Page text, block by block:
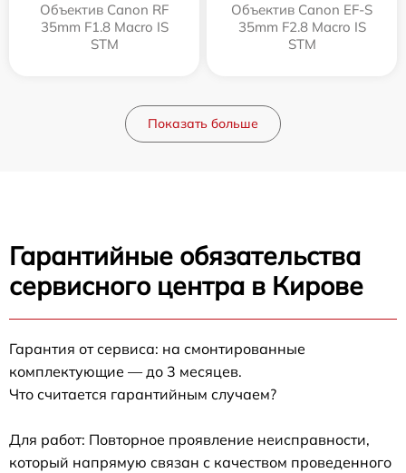
Объектив Canon RF
35mm F1.8 Macro IS
STM
Объектив Canon EF-S
35mm F2.8 Macro IS
STM
Показать больше
Гарантийные обязательства
сервисного центра в Кирове
Гарантия от сервиса: на смонтированные
комплектующие — до 3 месяцев.
Что считается гарантийным случаем?
Для работ: Повторное проявление неисправности,
который напрямую связан с качеством проведенного